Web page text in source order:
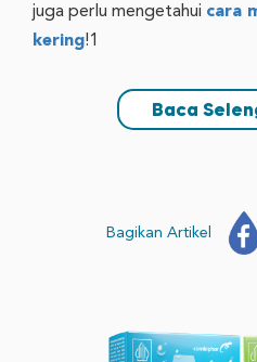
juga perlu mengetahui cara
kering!1
Baca
Bagikan Artikel